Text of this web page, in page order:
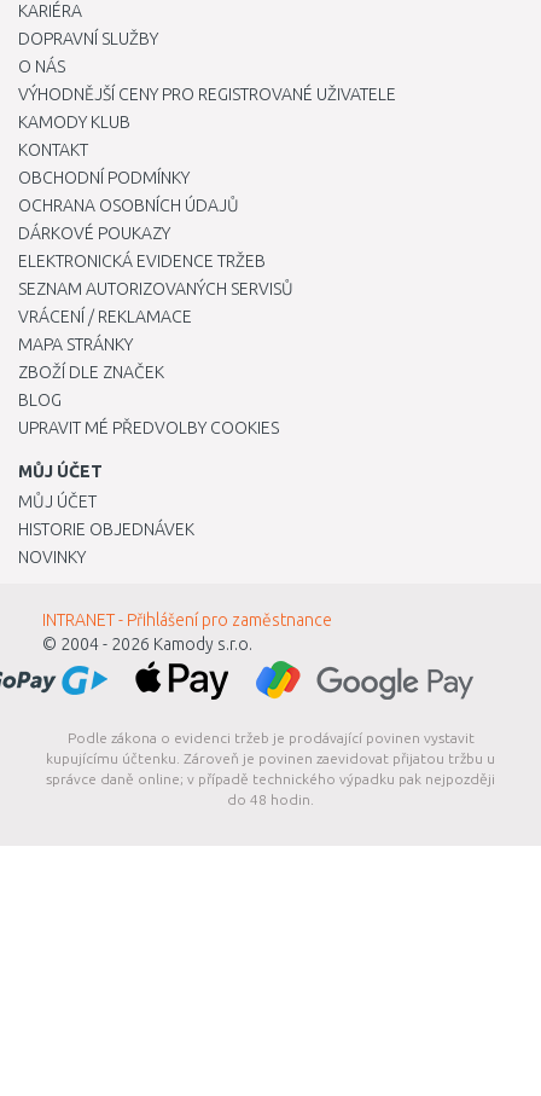
KARIÉRA
DOPRAVNÍ SLUŽBY
O NÁS
VÝHODNĚJŠÍ CENY PRO REGISTROVANÉ UŽIVATELE
KAMODY KLUB
KONTAKT
OBCHODNÍ PODMÍNKY
OCHRANA OSOBNÍCH ÚDAJŮ
DÁRKOVÉ POUKAZY
ELEKTRONICKÁ EVIDENCE TRŽEB
SEZNAM AUTORIZOVANÝCH SERVISŮ
VRÁCENÍ / REKLAMACE
MAPA STRÁNKY
ZBOŽÍ DLE ZNAČEK
BLOG
UPRAVIT MÉ PŘEDVOLBY COOKIES
MŮJ ÚČET
MŮJ ÚČET
HISTORIE OBJEDNÁVEK
NOVINKY
INTRANET - Přihlášení pro zaměstnance
© 2004 - 2026 Kamody s.r.o.
Podle zákona o evidenci tržeb je prodávající povinen vystavit
kupujícímu účtenku. Zároveň je povinen zaevidovat přijatou tržbu u
správce daně online; v případě technického výpadku pak nejpozději
do 48 hodin.